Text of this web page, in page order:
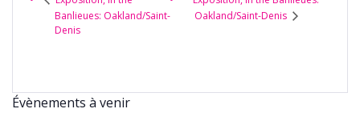
Banlieues: Oakland/Saint-
Denis
Oakland/Saint-Denis
Évènements à venir